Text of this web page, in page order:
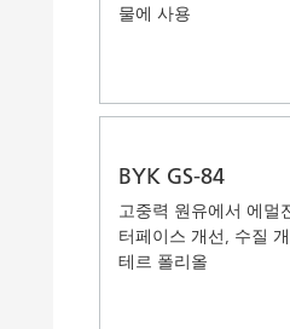
물에 사용
BYK GS-84
고중력 원유에서 에멀
터페이스 개선, 수질
테르 폴리올